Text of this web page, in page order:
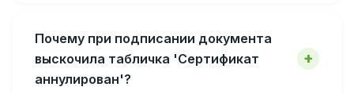
Почему при подписании документа
выскочила табличка 'Сертификат
аннулирован'?